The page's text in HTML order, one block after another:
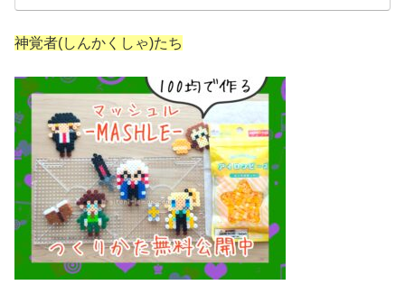
神覚者(しんかくしゃ)たち